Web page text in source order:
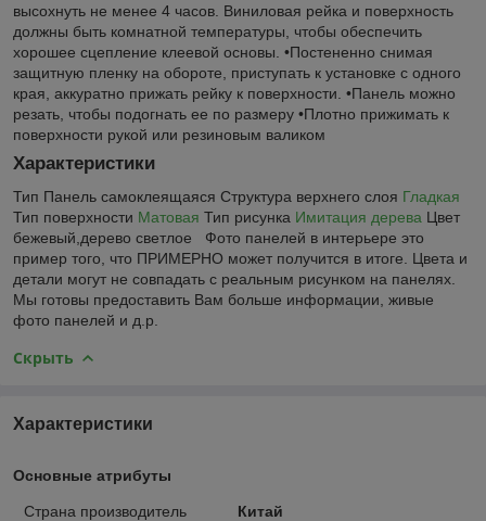
высохнуть не менее 4 часов. Виниловая рейка и поверхность
должны быть комнатной температуры, чтобы обеспечить
хорошее сцепление клеевой основы. •Постененно снимая
защитную пленку на обороте, приступать к установке с одного
края, аккуратно прижать рейку к поверхности. •Панель можно
резать, чтобы подогнать ее по размеру •Плотно прижимать к
поверхности рукой или резиновым валиком
Характеристики
Тип Панель самоклеящаяся Структура верхнего слоя Гладкая
Тип поверхности Матовая Тип рисунка Имитация дерева Цвет
бежевый,дерево светлое Фото панелей в интерьере это
пример того, что ПРИМЕРНО может получится в итоге. Цвета и
детали могут не совпадать с реальным рисунком на панелях.
Мы готовы предоставить Вам больше информации, живые
фото панелей и д.р.
Скрыть
Характеристики
Основные атрибуты
Страна производитель
Китай